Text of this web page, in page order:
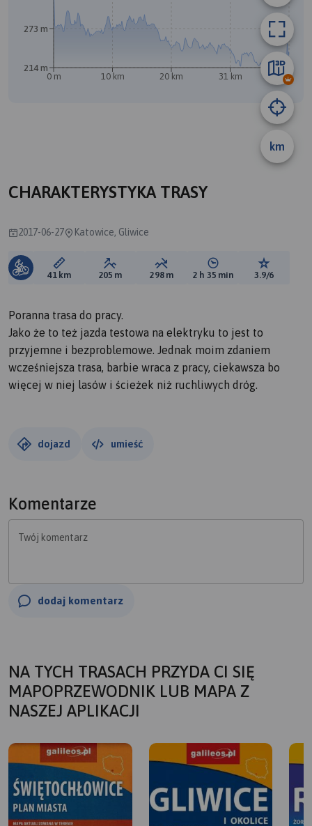
B
km
0 m 10 km 20 km 31 km 41 km
214 m
273 m
CHARAKTERYSTYKA TRASY
2017-06-27 Katowice, Gliwice
Długość trasy:
41 km Suma przewyższeń:
205 m Suma spadków:
298 m Średni czas potrzebny
2 h 35 min Ocena
3.9/6
Poranna trasa do pracy.
Jako że to też jazda testowa na elektryku to jest to
przyjemne i bezproblemowe. Jednak moim zdaniem
wcześniejsza trasa, barbie wraca z pracy, ciekawsza bo
więcej w niej lasów i ścieżek niż ruchliwych dróg.
dojazd umieść
Komentarze
Twój komentarz
dodaj komentarz
NA TYCH TRASACH PRZYDA CI SIĘ
MAPOPRZEWODNIK LUB MAPA Z
NASZEJ APLIKACJI